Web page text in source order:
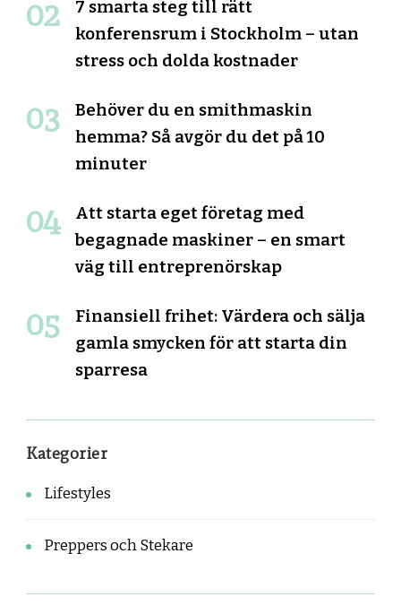
7 smarta steg till rätt
konferensrum i Stockholm – utan
stress och dolda kostnader
Behöver du en smithmaskin
hemma? Så avgör du det på 10
minuter
Att starta eget företag med
begagnade maskiner – en smart
väg till entreprenörskap
Finansiell frihet: Värdera och sälja
gamla smycken för att starta din
sparresa
Kategorier
Lifestyles
Preppers och Stekare